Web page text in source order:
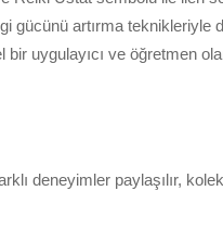
gücünü artırma
uygulayıcı ve öğretmen
deneyimler paylaşılır,